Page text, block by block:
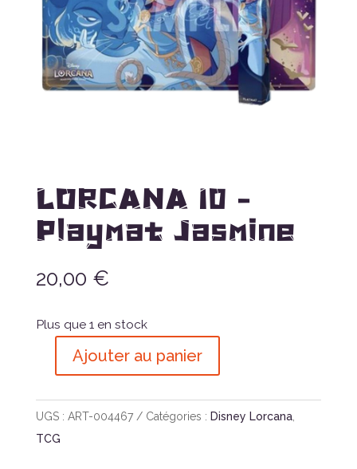
LORCANA 10 –
Playmat Jasmine
20,00 €
Plus que 1 en stock
quantité
LORCANA
10
Ajouter au panier
UGS : ART-004467 Catégories : Disney Lorcana,
TCG